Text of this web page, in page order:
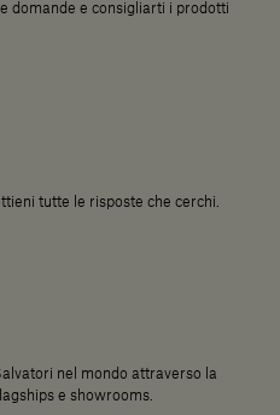
domande e consigliarti i prodotti
tutte le risposte che cerchi.
nel mondo attraverso la
e showrooms.